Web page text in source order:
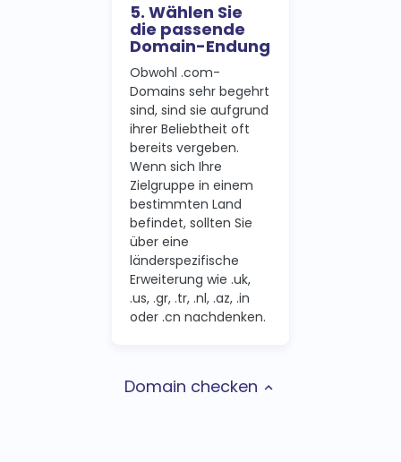
5. Wählen Sie
die passende
Domain-Endung
Obwohl .com-
Domains sehr begehrt
sind, sind sie aufgrund
ihrer Beliebtheit oft
bereits vergeben.
Wenn sich Ihre
Zielgruppe in einem
bestimmten Land
befindet, sollten Sie
über eine
länderspezifische
Erweiterung wie .uk,
.us, .gr, .tr, .nl, .az, .in
oder .cn nachdenken.
Domain checken